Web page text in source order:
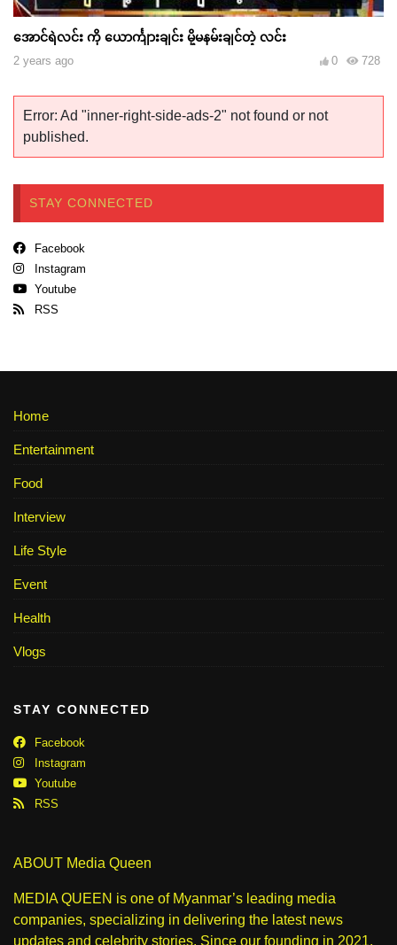
အောင်ရဲလင်း ကို ယောင်္ကျားချင်း မို့မနမ်းချင်တဲ့ လင်း
2 years ago 728
0
Error: Ad "inner-right-side-ads-2" not found or not
published.
STAY CONNECTED
Facebook
Instagram
Youtube
RSS
Home
Entertainment
Food
Interview
Life Style
Event
Health
Vlogs
STAY CONNECTED
Facebook
Instagram
Youtube
RSS
ABOUT Media Queen
MEDIA QUEEN is one of Myanmar’s leading media
companies, specializing in delivering the latest news
updates and celebrity stories. Since our founding in 2021,